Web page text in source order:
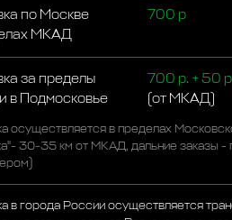
по Москве
МКАД
700 р
за пределы
в Подмосковье
700 р. + 50
(от МКАД)
осуществляется в пределах
30-35 км от МКАД, дальние заказы -
в города России осуществляется